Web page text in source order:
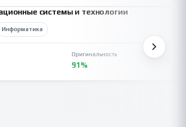
системы и технологии
Информатика
Оригинальность
91%